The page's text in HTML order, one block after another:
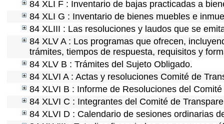
84 XLI F : Inventario de bajas practicadas a
84 XLI G : Inventario de bienes muebles e
84 XLIII : Las resoluciones y laudos que se
84 XLV A : Los programas que ofrecen,
trámites, tiempos de respuesta, requisitos y
84 XLV B : Trámites del Sujeto Obligado.
84 XLVI A : Actas y resoluciones Comité de
84 XLVI B : Informe de Resoluciones del
84 XLVI C : Integrantes del Comité de
84 XLVI D : Calendario de sesiones ordinarias